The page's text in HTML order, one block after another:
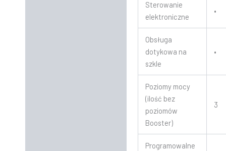
Sterowanie
elektroniczne
•
Obsługa
dotykowa na
szkle
•
Poziomy mocy
(ilość bez
poziomów
Booster)
3
Programowalne